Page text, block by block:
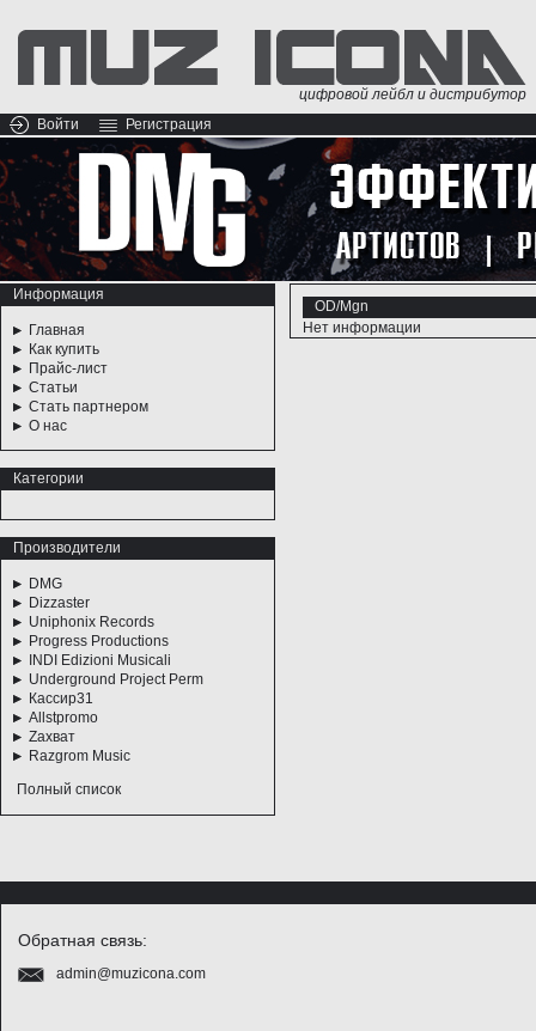
цифровой лейбл и дистрибутор
Войти
Регистрация
Информация
Главная
Как купить
Прайс-лист
Статьи
Стать партнером
О нас
Категории
Производители
DMG
Dizzaster
Uniphonix Records
Progress Productions
INDI Edizioni Musicali
Underground Project Perm
Кассир31
Allstpromo
Zахват
Razgrom Music
Полный список
OD/Mgn
Нет информации
Обратная связь:
admin@muzicona.com